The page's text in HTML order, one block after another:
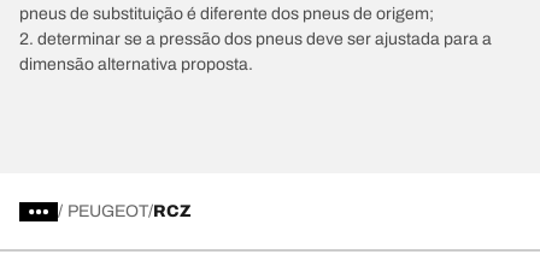
pneus de substituição é diferente dos pneus de origem;
2. determinar se a pressão dos pneus deve ser ajustada para a
dimensão alternativa proposta.
/ PEUGEOT RCZ